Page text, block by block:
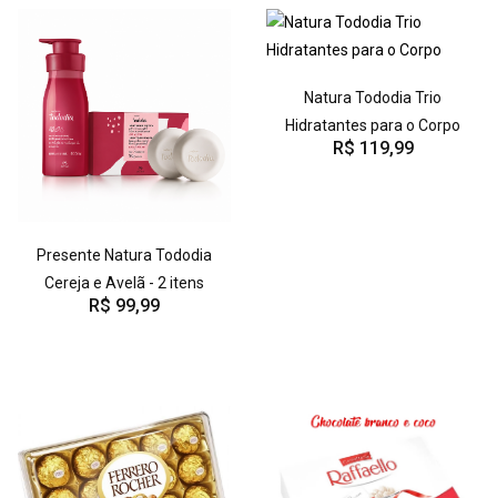
Presente Natura Tododia
Cereja e Avelã - 2 itens
R$ 99,99
Natura Tododia Trio
Hidratantes para o Corpo
R$ 119,99